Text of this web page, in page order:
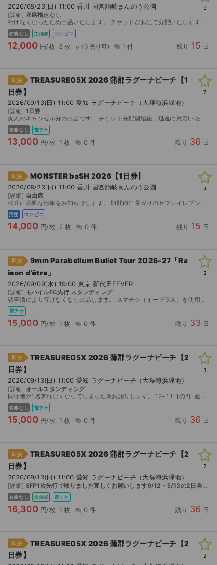
2026/08/23(日) 11:00 香川 国営讃岐まんのう公園
[詳細] 座席指定なし
行けなくなったため出品いたします。 チケットぴあにて分配いたします。 取引連絡にてURLをお送りします。
名義なし 主催者 コンビニ
12,000 円/枚 3 枚 1 件 残り 15 日
9
即決
TREASURE05X 2026 蒲郡ラグーナビーチ【1
日券】
2026/09/13(日) 11:00 愛知 ラグーナビーチ（大塚海浜緑地）
[詳細] 1日券
友人のキャンセル分の出品です。 チケット分配開始後、迅速に対応いたします。
名義なし 電チケ
13,000 円/枚 1 枚 0 件 残り 36 日
7
即決 MONSTER baSH 2026【1日券】
2026/08/23(日) 11:00 香川 国営讃岐まんのう公園
[詳細] 自由席
発券に必要な情報をお知らせします。 期間内に最寄りのセブンイレブンで発券してください。
男性 コンビニ
14,000 円/枚 2 枚 0 件 残り 15 日
4
即決
9mm Parabellum Bullet Tour 2026-27「Ra
ison d’être」
2026/09/09(水) 19:00 東京 新代田FEVER
[詳細] モバイルFC先行 スタンディング
諸事情により行けなくなり出品します。 スマチケ（イープラス）を使用します。
電チケ
15,000 円/枚 1 枚 0 件 残り 33 日
2
即決
TREASURE05X 2026 蒲郡ラグーナビーチ【2
日券】
2026/09/13(日) 11:00 愛知 ラグーナビーチ（大塚海浜緑地）
[詳細] オールスタンディング
同行者が1名来れなくなってしまった為お譲りします。 12~13日の2日通し券です。 公式アプリFOLK-Sでのチケット分配になります。 事前にアプリのダウンロードをお願いします。 分配開始が8...
名義なし 電チケ
15,000 円/枚 1 枚 0 件 残り 36 日
1
即決
TREASURE05X 2026 蒲郡ラグーナビーチ【2
日券】
2026/09/13(日) 11:00 愛知 ラグーナビーチ（大塚海浜緑地）
[詳細] SFP1次先行で取りました宜しくお願いします9/12・9/13の2日券になります。
名義なし 主催者 電チケ
16,300 円/枚 1 枚 0 件 残り 36 日
2
即決
TREASURE05X 2026 蒲郡ラグーナビーチ【2
日券】
2